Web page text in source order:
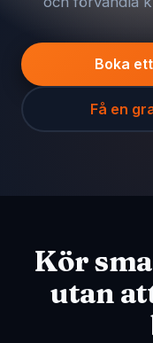
månadsrapportering.
Boka
Få en
Kör
utan